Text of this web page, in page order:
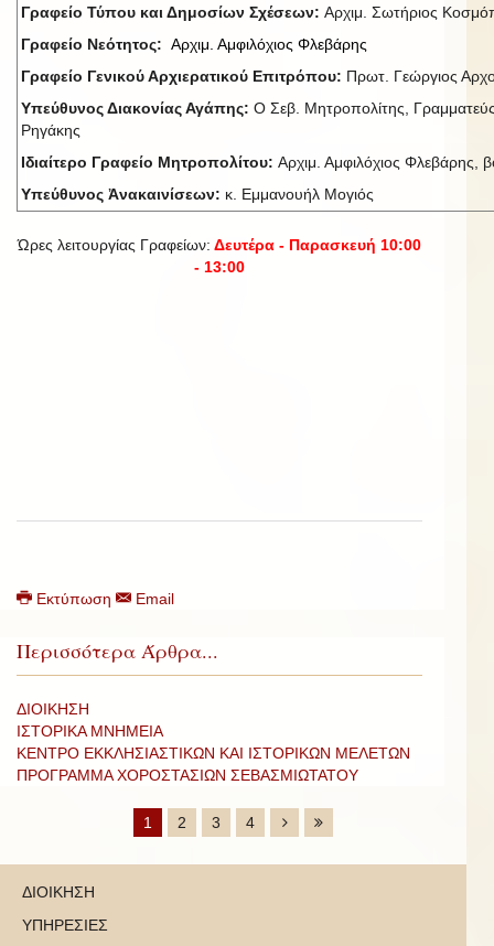
Γραφείο Τύπου και Δημοσίων Σχέσεων: Αρχιμ. Σωτήριος
Γραφείο Νεότητος: Αρχιμ. Αμφιλόχιος Φλεβάρης
Γραφείο Γενικού Αρχιερατικού Επιτρόπου: Πρωτ. Γεώργιος
Υπεύθυνος Διακονίας Αγάπης: Ο Σεβ. Μητροπολίτης,
Ρηγάκης
Ιδιαίτερο Γραφείο Μητροπολίτου: Αρχιμ. Αμφιλόχιος Φλεβάρης,
Υπεύθυνος Ἀνακαινίσεων: κ. Εμμανουήλ Μογιός
Ώρες λειτουργίας Γραφείων: Δευτέρα - Παρασκευή 10:00
- 13:00
Εκτύπωση Email
Περισσότερα Άρθρα...
ΔΙΟΙΚΗΣΗ
ΙΣΤΟΡΙΚΑ ΜΝΗΜΕΙΑ
ΚΕΝΤΡΟ ΕΚΚΛΗΣΙΑΣΤΙΚΩΝ ΚΑΙ ΙΣΤΟΡΙΚΩΝ ΜΕΛΕΤΩΝ
ΠΡΟΓΡΑΜΜΑ ΧΟΡΟΣΤΑΣΙΩΝ ΣΕΒΑΣΜΙΩΤΑΤΟΥ
1 2 3 4
ΔΙΟΙΚΗΣΗ
ΥΠΗΡΕΣΙΕΣ